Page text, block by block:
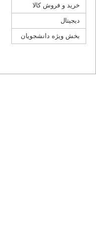
خرید و فروش کالا
دیجیتال
بخش ویژه دانشجویان